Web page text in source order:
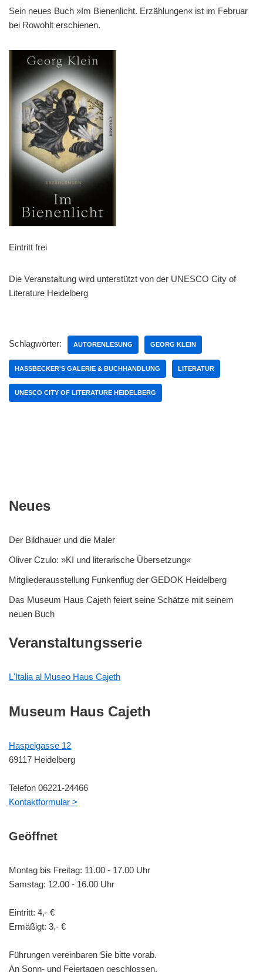
Sein neues Buch »Im Bienenlicht. Erzählungen« ist im Februar
bei Rowohlt erschienen.
Eintritt frei
Die Veranstaltung wird unterstützt von der UNESCO City of
Literature Heidelberg
Schlagwörter: AUTORENLESUNG GEORG KLEIN
HASSBECKER'S GALERIE & BUCHHANDLUNG LITERATUR
UNESCO CITY OF LITERATURE HEIDELBERG
Neues
Der Bildhauer und die Maler
Oliver Czulo: »KI und literarische Übersetzung«
Mitgliederausstellung Funkenflug der GEDOK Heidelberg
Das Museum Haus Cajeth feiert seine Schätze mit seinem
neuen Buch
Veranstaltungsserie
L'Italia al Museo Haus Cajeth
Museum Haus Cajeth
Haspelgasse 12
69117 Heidelberg
Telefon 06221-24466
Kontaktformular >
Geöffnet
Montag bis Freitag: 11.00 - 17.00 Uhr
Samstag: 12.00 - 16.00 Uhr
Eintritt: 4,- €
Ermäßigt: 3,- €
Führungen vereinbaren Sie bitte vorab.
An Sonn- und Feiertagen geschlossen.